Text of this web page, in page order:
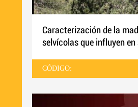
Caracterización de la
selvícolas que influyen
CÓDIGO: